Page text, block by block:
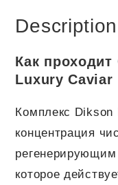
Description
Как
Luxury Caviar
Комплекс
концентрация
которое